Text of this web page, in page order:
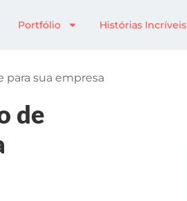
Portfólio Histórias Incríveis
para sua empresa
de